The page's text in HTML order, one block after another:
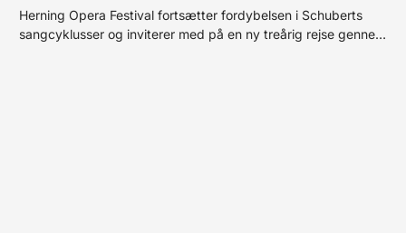
Herning Opera Festival fortsætter fordybelsen i Schuberts
sangcyklusser og inviterer med på en ny treårig rejse gennem